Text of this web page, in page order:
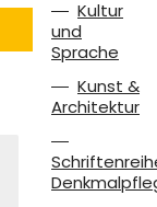
Kultur
und
Sprache
Kunst &
Architektur